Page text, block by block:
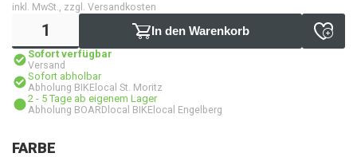
inkl. MwSt., zzgl. Versandkosten
In den Warenkorb
Sofort verfügbar
Versand
Sofort abholbar
Abholung BIKElocal St. Moritz
2 - 5 Tage ab eigenem Lager
Abholung BOARDlocal BIKElocal Engelberg
FARBE